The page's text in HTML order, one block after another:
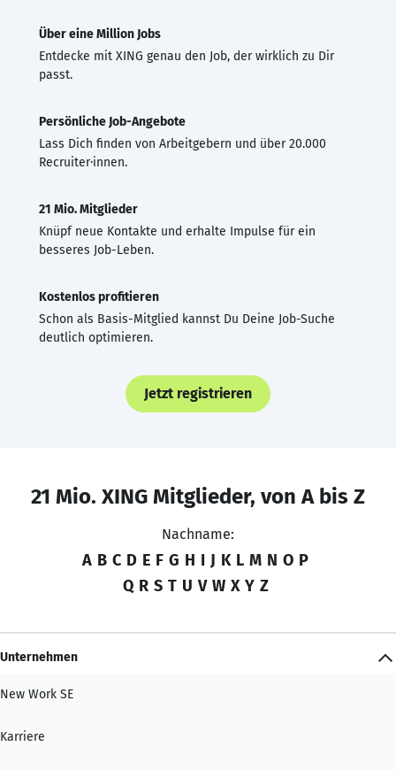
Über eine Million Jobs
Entdecke mit XING genau den Job, der wirklich zu Dir
passt.
Persönliche Job-Angebote
Lass Dich finden von Arbeitgebern und über 20.000
Recruiter·innen.
21 Mio. Mitglieder
Knüpf neue Kontakte und erhalte Impulse für ein
besseres Job-Leben.
Kostenlos profitieren
Schon als Basis-Mitglied kannst Du Deine Job-Suche
deutlich optimieren.
Jetzt registrieren
21 Mio. XING Mitglieder, von A bis Z
Nachname:
A B C D E F G H I J K L M N O P
Q R S T U V W X Y Z
Unternehmen
New Work SE
Karriere